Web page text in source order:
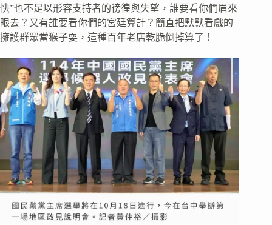
快”也不足以形容支持者的徬徨與失望，誰要看你們眉來
眼去？又有誰要看你們的宮廷算計？簡直把默默看戲的
擁護群眾當猴子耍，這種百年老店乾脆倒掉算了！